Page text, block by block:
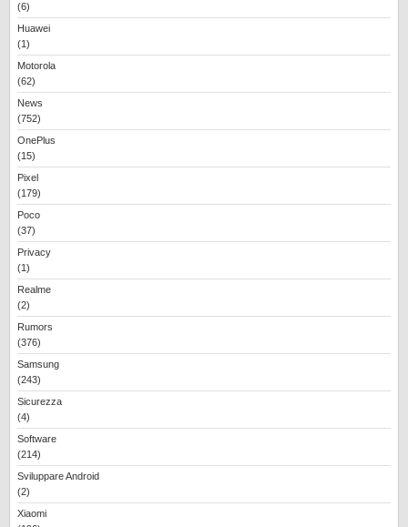
(6)
Huawei
(1)
Motorola
(62)
News
(752)
OnePlus
(15)
Pixel
(179)
Poco
(37)
Privacy
(1)
Realme
(2)
Rumors
(376)
Samsung
(243)
Sicurezza
(4)
Software
(214)
Sviluppare Android
(2)
Xiaomi